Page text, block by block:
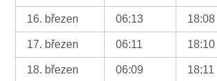
16. březen 06:13 18:08
17. březen 06:11 18:10
18. březen 06:09 18:11